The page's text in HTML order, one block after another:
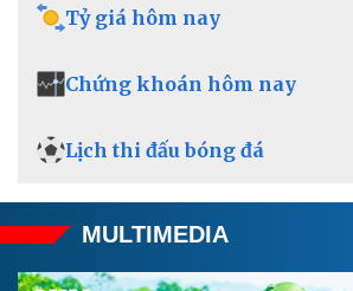
Kinh tế
Khởi nghiệp
Tiêu dùng
Tỷ giá hôm nay
Chứng khoán hôm nay
Lịch thi đấu bóng đá
MULTIMEDIA